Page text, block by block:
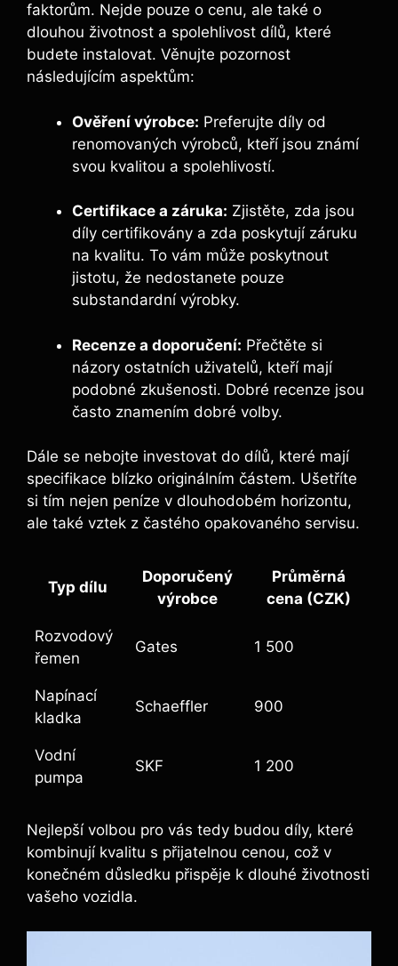
faktorům. Nejde pouze o cenu, ale také o
dlouhou životnost a spolehlivost dílů, které
budete instalovat. Věnujte pozornost
následujícím aspektům:
Ověření výrobce: Preferujte díly od
renomovaných výrobců, kteří jsou známí
svou kvalitou a spolehlivostí.
Certifikace a záruka: Zjistěte, zda jsou
díly certifikovány a zda poskytují záruku
na kvalitu. To vám může poskytnout
jistotu, že nedostanete pouze
substandardní výrobky.
Recenze a doporučení: Přečtěte si
názory ostatních uživatelů, kteří mají
podobné zkušenosti. Dobré recenze jsou
často znamením dobré volby.
Dále se nebojte investovat do dílů, které mají
specifikace blízko originálním částem. Ušetříte
si tím nejen peníze v dlouhodobém horizontu,
ale také vztek z častého opakovaného servisu.
Typ dílu
Doporučený
výrobce
Průměrná
cena (CZK)
Rozvodový
řemen
Gates 1 500
Napínací
kladka
Schaeffler 900
Vodní
pumpa
SKF 1 200
Nejlepší volbou pro vás tedy budou díly, které
kombinují kvalitu s přijatelnou cenou, což v
konečném důsledku přispěje k dlouhé životnosti
vašeho vozidla.